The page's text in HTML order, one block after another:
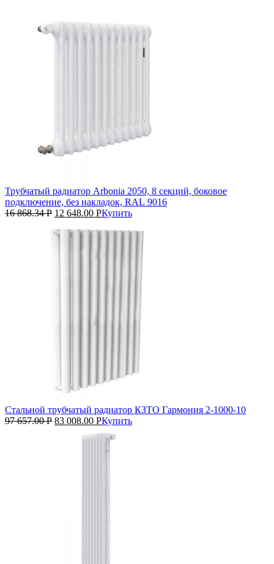
Трубчатый радиатор Arbonia 2050, 8 секций, боковое
подключение, без накладок, RAL 9016
16 868.34Р 12 648.00 РКупить
Стальной трубчатый радиатор КЗТО Гармония 2‑1000‑10
97 657.00Р 83 008.00 РКупить